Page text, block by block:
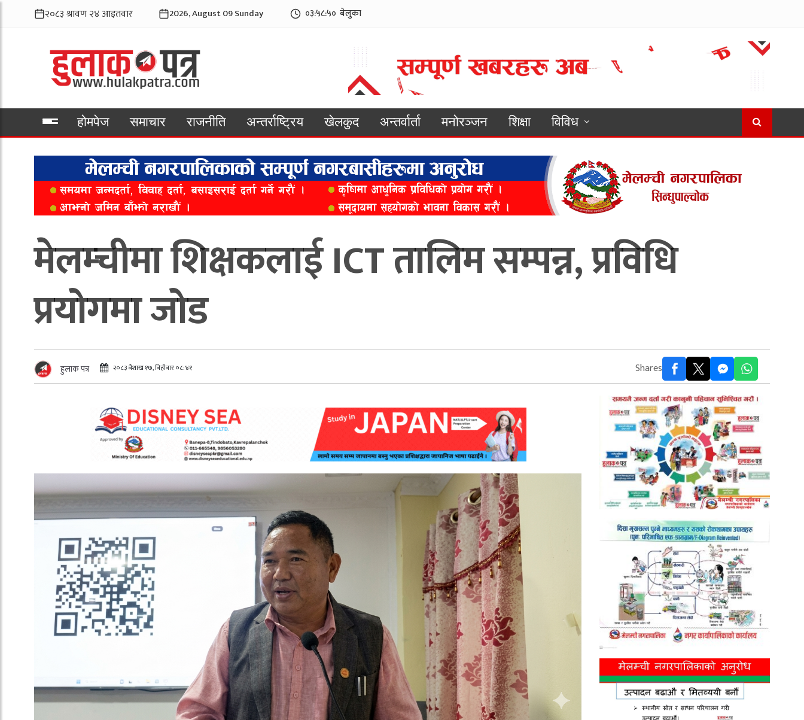
2026, August 09 Sunday ०३:५८:५२ बेलुका
होमपेज समाचार राजनीति अन्तर्राष्ट्रिय खेलकुद अन्तर्वार्ता मनोरञ्जन शिक्षा
विविध
मेलम्चीमा शिक्षकलाई ICT तालिम सम्पन्न, प्रविधि
प्रयोगमा जोड
हुलाक पत्र २०८३ बैशाख १७, बिहीबार ०८:४१ Shares